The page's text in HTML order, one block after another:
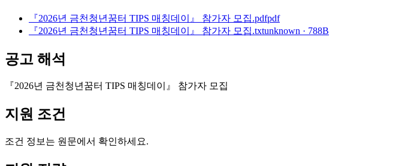
『2026년 금천청년꿈터 TIPS 매칭데이』 참가자 모집.pdfpdf
『2026년 금천청년꿈터 TIPS 매칭데이』 참가자 모집.txtunknown · 788B
공고 해석
『2026년 금천청년꿈터 TIPS 매칭데이』 참가자 모집
지원 조건
조건 정보는 원문에서 확인하세요.